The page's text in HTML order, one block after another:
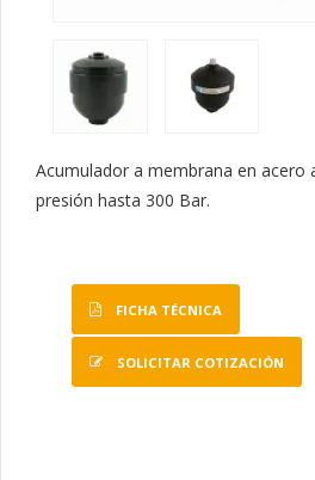
Acumulador a membrana en acero
presión hasta 300 Bar.
FICHA TÉCNICA
SOLICITAR COTIZACIÓN